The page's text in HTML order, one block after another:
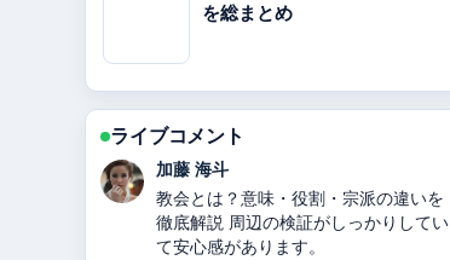
を総まとめ
ライブコメント
高橋 蓮
カノックスターとは？活動休止・炎
上・年収・整形疑惑まとめ の整理がと
ても分かりやすいです。今日の中でも